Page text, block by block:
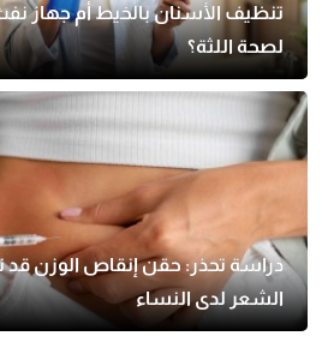
تنظيف الأسنان بالخيط أم جهاز
لصحة اللثة؟
دراسة تحذر: حقن إنقاص الوزن
الشعر لدى النساء